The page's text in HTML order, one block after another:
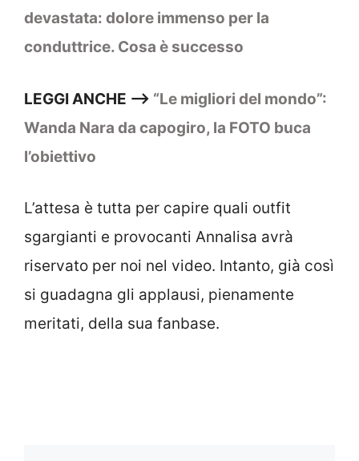
devastata: dolore immenso per la
conduttrice. Cosa è successo
LEGGI ANCHE –> “Le migliori del mondo”:
Wanda Nara da capogiro, la FOTO buca
l’obiettivo
L’attesa è tutta per capire quali outfit
sgargianti e provocanti Annalisa avrà
riservato per noi nel video. Intanto, già così
si guadagna gli applausi, pienamente
meritati, della sua fanbase.